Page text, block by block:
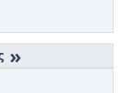
»